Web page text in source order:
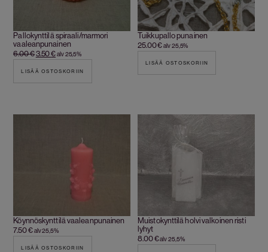
Pallokynttilä spiraali/marmori
vaaleanpunainen
6.00€3.50€alv 25,5%
LISÄÄ OSTOSKORIIN
Tuikkupallo punainen
25.00€alv 25,5%
LISÄÄ OSTOSKORIIN
Köynnöskynttilä vaaleanpunainen
7.50€alv 25,5%
LISÄÄ OSTOSKORIIN
Muistokynttilä holvi valkoinen risti
lyhyt
8.00€alv 25,5%